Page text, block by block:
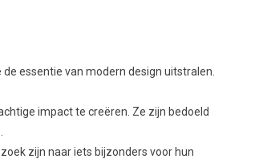
essentie van modern design uitstralen.
impact te creëren. Ze zijn bedoeld
zijn naar iets bijzonders voor hun